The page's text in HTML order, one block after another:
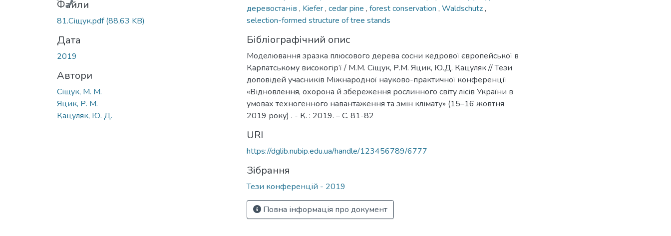
Файли
81.Сіщук.pdf(88,63 KB)
Дата
2019
Автори
Сіщук, М. М.
Яцик, Р. М.
Кацуляк, Ю. Д.
деревостанів , Kiefer, cedar pine , forest conservation , Waldschutz,
selection-formed structure of tree stands
Бібліографічний опис
Моделювання зразка плюсового дерева сосни кедрової європейської в
Карпатському високогір’ї / М.М. Сіщук, Р.М. Яцик, Ю.Д. Кацуляк // Тези
доповідей учасників Міжнародної науково-практичної конференції
«Відновлення, охорона й збереження рослинного світу лісів України в
умовах техногенного навантаження та змін клімату» (15–16 жовтня
2019 року) . - К. : 2019. – C. 81-82
URI
https://dglib.nubip.edu.ua/handle/123456789/6777
Зібрання
Тези конференцій - 2019
Повна інформація про документ